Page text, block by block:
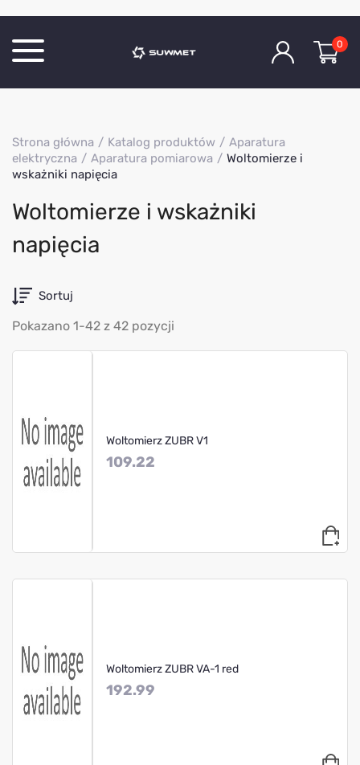
O Firmie
Aktualności
Kontakt
0
Strona główna Katalog produktów
Aparatura
elektryczna
Aparatura pomiarowa
Woltomierze i
wskażniki napięcia
Woltomierze i wskażniki
napięcia
Sortuj
Pokazano 1-42 z 42 pozycji
Woltomierz ZUBR V1
109.22
Woltomierz ZUBR VA-1 red
192.99